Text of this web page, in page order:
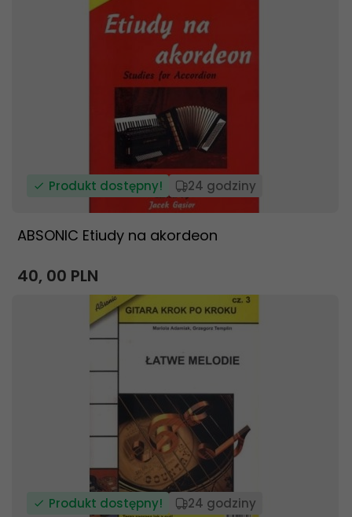
Produkt dostępny! 24 godziny
ABSONIC Etiudy na akordeon
40, 00 PLN
Produkt dostępny! 24 godziny